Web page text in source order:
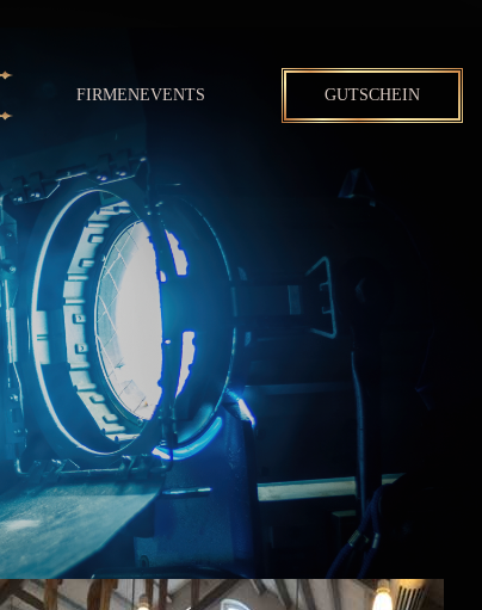
FIRMENEVENTS GUTSCHEIN